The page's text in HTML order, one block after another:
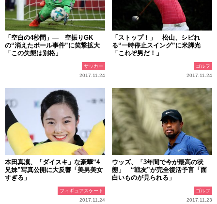
「空白の4秒間」― 空振りGK
の“消えたボール事件”に笑撃拡大
「この失態は別格」
サッカー
2017.11.24
「ストップ！」 松山、シビれ
る“一時停止スイング”に米脚光
「これぞ男だ！」
ゴルフ
2017.11.24
本田真凜、「ダイスキ」な豪華“4
兄妹”写真公開に大反響「美男美女
すぎる」
フィギュアスケート
2017.11.24
ウッズ、「3年間で今が最高の状
態」 “戦友”が完全復活予言「面
白いものが見られる」
ゴルフ
2017.11.23